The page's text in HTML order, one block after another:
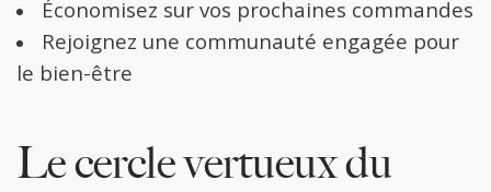
Économisez sur vos prochaines commandes
Rejoignez une communauté engagée pour
le bien-être
Le cercle vertueux du